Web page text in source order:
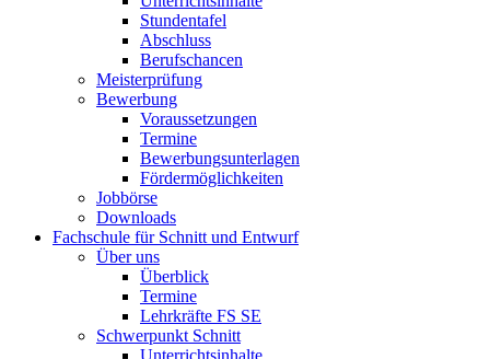
Stundentafel
Abschluss
Berufschancen
Meisterprüfung
Bewerbung
Voraussetzungen
Termine
Bewerbungsunterlagen
Fördermöglichkeiten
Jobbörse
Downloads
Fachschule für Schnitt und Entwurf
Über uns
Überblick
Termine
Lehrkräfte FS SE
Schwerpunkt Schnitt
Unterrichtsinhalte